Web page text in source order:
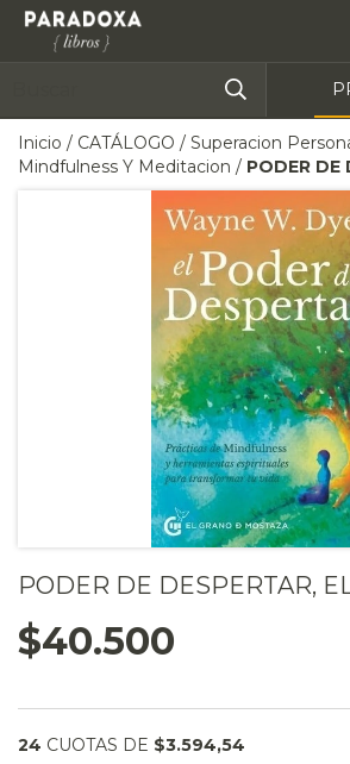
Inicio / CATÁLOGO / Superacion
Mindfulness Y Meditacion / PODER DE
PODER DE DESPERTAR,
$40.500
24 CUOTAS DE $3.594,54